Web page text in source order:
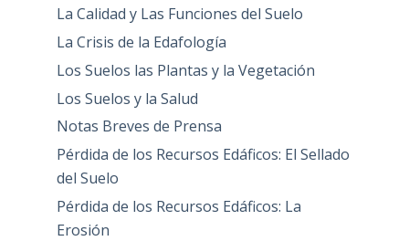
La Calidad y Las Funciones del Suelo
La Crisis de la Edafología
Los Suelos las Plantas y la Vegetación
Los Suelos y la Salud
Notas Breves de Prensa
Pérdida de los Recursos Edáficos: El Sellado
del Suelo
Pérdida de los Recursos Edáficos: La
Erosión